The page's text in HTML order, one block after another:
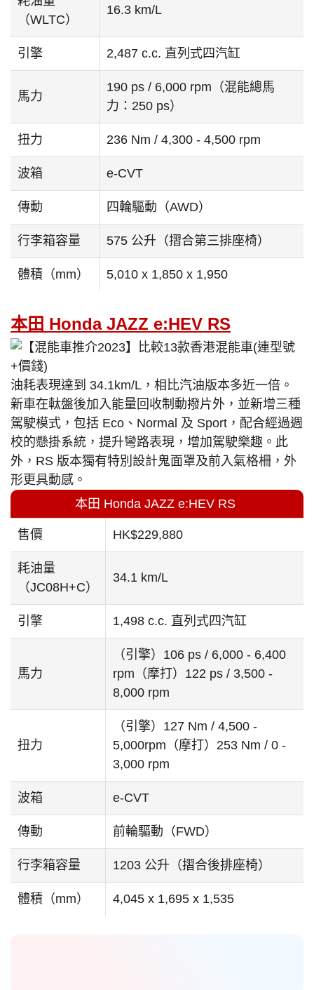
（WLTC）
16.3 km/L
引擎 2,487 c.c. 直列式四汽缸
馬力
190 ps / 6,000 rpm（混能總馬
力：250 ps）
扭力 236 Nm / 4,300 - 4,500 rpm
波箱 e-CVT
傳動 四輪驅動（AWD）
行李箱容量 575 公升（摺合第三排座椅）
體積（mm） 5,010 x 1,850 x 1,950
本田 Honda JAZZ e:HEV RS
油耗表現達到 34.1km/L，相比汽油版本多近一倍。
新車在軚盤後加入能量回收制動撥片外，並新增三種
駕駛模式，包括 Eco、Normal 及 Sport，配合經過週
校的懸掛系統，提升彎路表現，增加駕駛樂趣。此
外，RS 版本獨有特別設計鬼面罩及前入氣格柵，外
形更具動感。
本田 Honda JAZZ e:HEV RS
售價 HK$229,880
耗油量
（JC08H+C）
34.1 km/L
引擎 1,498 c.c. 直列式四汽缸
馬力
（引擎）106 ps / 6,000 - 6,400
rpm（摩打）122 ps / 3,500 -
8,000 rpm
扭力
（引擎）127 Nm / 4,500 -
5,000rpm（摩打）253 Nm / 0 -
3,000 rpm
波箱 e-CVT
傳動 前輪驅動（FWD）
行李箱容量 1203 公升（摺合後排座椅）
體積（mm） 4,045 x 1,695 x 1,535